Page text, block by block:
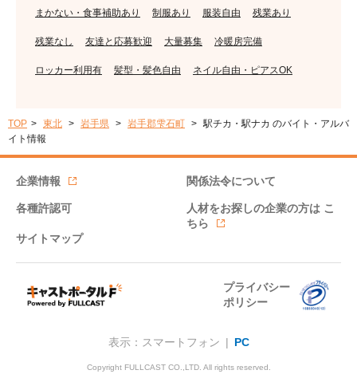
まかない・食事補助あり 制服あり 服装自由 残業あり
残業なし 友達と応募歓迎 大量募集 冷暖房完備
ロッカー利用有 髪型・髪色自由 ネイル自由・ピアスOK
TOP 東北 岩手県 岩手郡雫石町
駅チカ・駅ナカ のバイト・アルバ
イト情報
企業情報 関係法令について
各種許認可 人材をお探しの企業の方は こ
ちら
サイトマップ
プライバシー
ポリシー
表示：スマートフォン | PC
Copyright FULLCAST CO.,LTD. All rights reserved.